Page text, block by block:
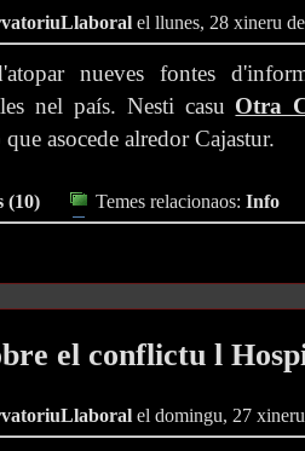
el llunes, 28 xineru
nueves fontes
nel país. Nesti casu Otra
asocede alredor Cajastur.
(10) Temes relacionaos: Info
el conflictu l
el domingu, 27